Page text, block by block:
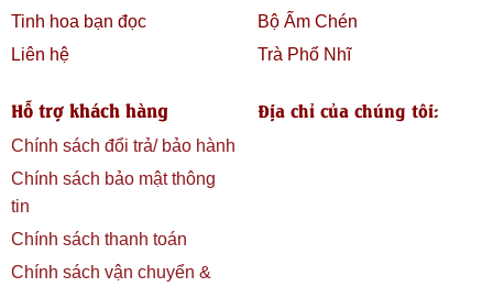
Tinh hoa bạn đọc
Liên hệ
Bộ Ấm Chén
Trà Phổ Nhĩ
Hỗ trợ khách hàng
Chính sách đổi trả/ bảo hành
Chính sách bảo mật thông
tin
Chính sách thanh toán
Chính sách vận chuyển &
Địa chỉ của chúng tôi: